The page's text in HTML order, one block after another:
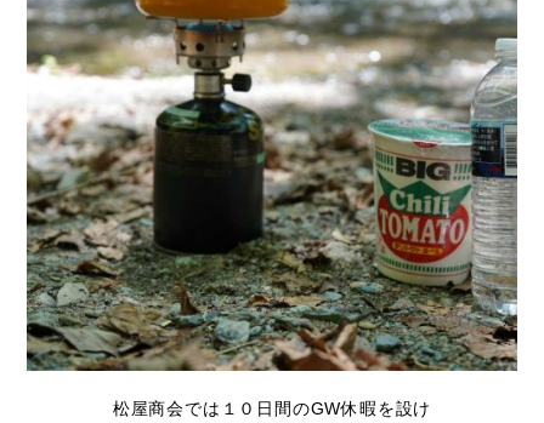
松屋商会では１０日間のGW休暇を設け